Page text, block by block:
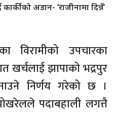
अडान- ‘राजीनामा दिन्नँ’
विरामीको उपचारका
खर्चलाई झापाको भद्रपुर
निर्णय गरेको छ ।
पदाबहाली लगत्तै